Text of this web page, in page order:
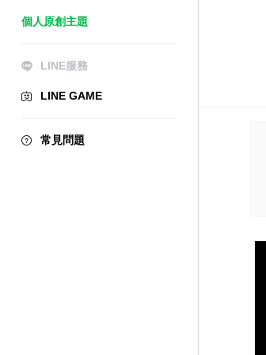
個人原創主題
LINE服務
LINE GAME
常見問題